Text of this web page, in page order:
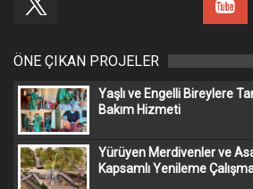
ÖNE ÇIKAN PROJELER
Yaşlı ve Engelli Bireylere
Bakım Hizmeti
Yürüyen Merdivenler ve
Kapsamlı Yenileme